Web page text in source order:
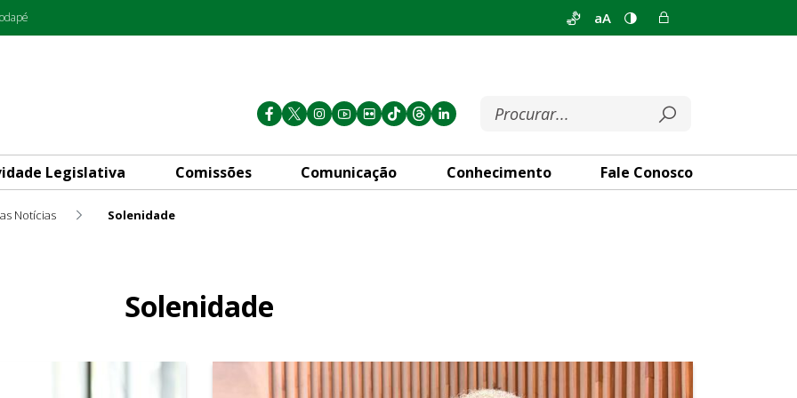
aA
Legislativa Comissões Comunicação Conhecimento Fale Conosco
Notícias Solenidade
Solenidade